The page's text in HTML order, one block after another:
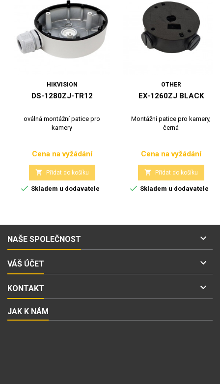
HIKVISION
DS-1280ZJ-TR12
oválná montážní patice pro
kamery
Cena
Cena na vyžádání
 Přidat do košíku
 Skladem u dodavatele
OTHER
EX-1260ZJ BLACK
Montážní patice pro kamery,
černá
Cena
Cena na vyžádání
 Přidat do košíku
 Skladem u dodavatele
NAŠE SPOLEČNOST 
VÁŠ ÚČET 
KONTAKT 
JAK K NÁM